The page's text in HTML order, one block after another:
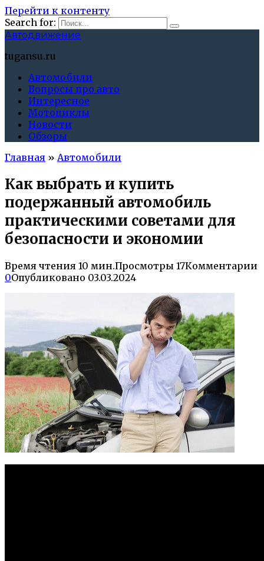
Перейти к контенту
Search for:
Автодвижение
tugansu.ru
Автомобили
Вопросы про авто
Интересное
Мотоциклы
Новости
Обзоры
Главная » Автомобили
Как выбрать и купить
подержанный автомобиль
практическими советами для
безопасности и экономии
Время чтения 10 мин.Просмотры 17Комментарии
0Опубликовано 03.03.2024